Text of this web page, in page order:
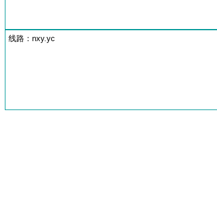
线路：nxy.yc